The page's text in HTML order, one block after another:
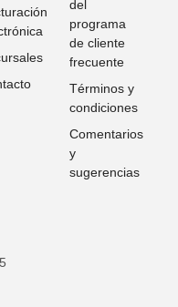
del
programa
de cliente
frecuente
Términos y
condiciones
Comentarios
y
sugerencias